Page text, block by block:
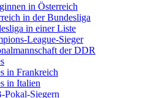
in Österreich
in der Bundesliga
in einer Liste
League-Sieger
der DDR
in Frankreich
in Italien
Siegern